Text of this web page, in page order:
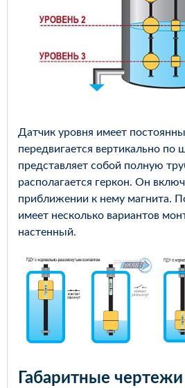
Датчик уровня имеет
передвигается вертикально по
представляет собой полную
располагается геркон. Он
приближении к нему магнита.
имеет несколько вариантов
настенный.
Габаритные чертежи